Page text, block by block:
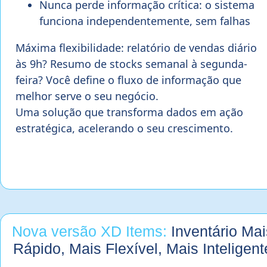
Nunca perde informação crítica: o sistema
funciona independentemente, sem falhas
Máxima flexibilidade: relatório de vendas diário
às 9h? Resumo de stocks semanal à segunda-
feira? Você define o fluxo de informação que
melhor serve o seu negócio.
Uma solução que transforma dados em ação
estratégica, acelerando o seu crescimento.
Nova versão XD Items: Inventário
Rápido, Mais Flexível, Mais